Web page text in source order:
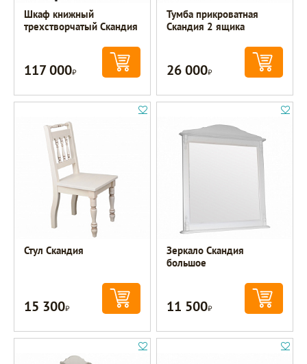
Шкаф книжный
трехстворчатый Скандия
117 000Р
Тумба прикроватная
Скандия 2 ящика
26 000Р
Стул Скандия
15 300Р
Зеркало Скандия
большое
11 500Р